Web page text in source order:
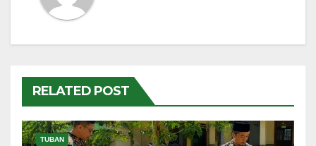
RELATED POST
TUBAN